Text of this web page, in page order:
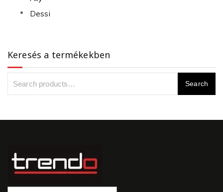
Dessi
Keresés a termékekben